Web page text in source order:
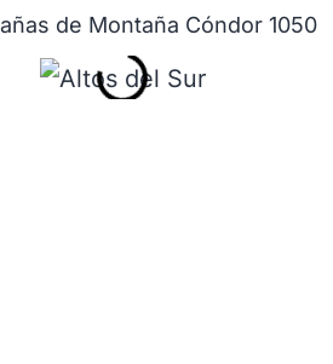
de Montaña Cóndor 1050